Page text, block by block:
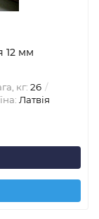
12 мм
кг: 26
Латвія